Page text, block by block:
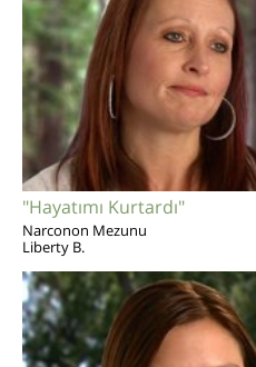
"Hayatımı Kurtardı"
Narconon Mezunu
Liberty B.